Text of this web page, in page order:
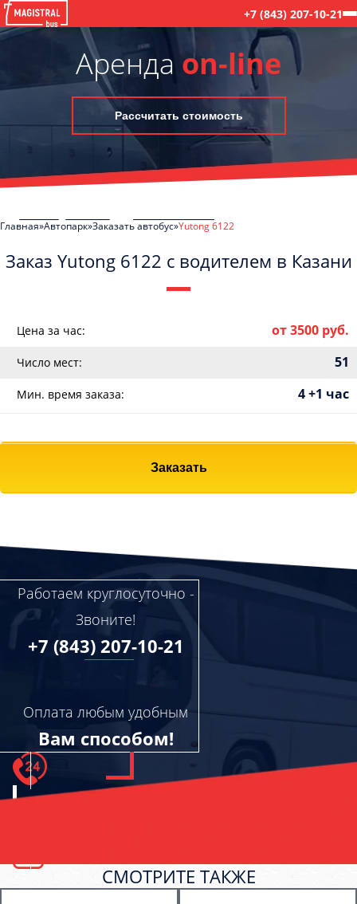
+7 (843) 207-10-21
Аренда on-line
Рассчитать стоимость
Главная Автопарк Заказать автобус Yutong 6122
Заказ Yutong 6122 с водителем в Казани
Цена за час: от 3500 руб.
Число мест: 51
Мин. время заказа: 4 +1 час
Заказать
Работаем круглосуточно -
Звоните!
+7 (843) 207-10-21
Оплата любым удобным
Вам способом!
СМОТРИТЕ ТАКЖЕ
обработку моих Персональных данных